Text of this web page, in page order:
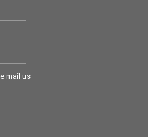
mail us